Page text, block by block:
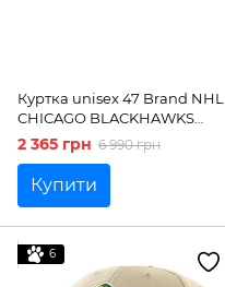
Куртка unisex 47 Brand NHL
CHICAGO BLACKHAWKS
CORE PO | 570568JK-FS
2 365 грн 6 990 грн
Купити
6